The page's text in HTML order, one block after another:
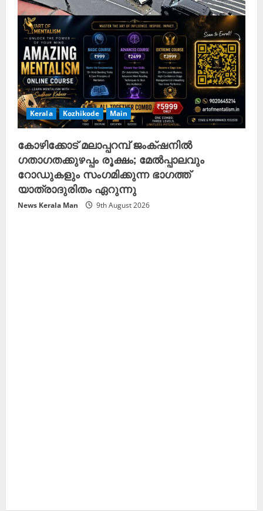
Kerala Kozhikode Main
കോഴിക്കോട് മലാപ്പറമ്പ് ജംക്‌ഷനിൽ
ഗതാഗതക്കുഴപ്പം രൂക്ഷം; മേൽപ്പാലവും
റോഡുകളും സംഗമിക്കുന്ന ഭാഗത്ത്
യാത്രാദുരിതം ഏറുന്നു
News Kerala Man 9th August 2026